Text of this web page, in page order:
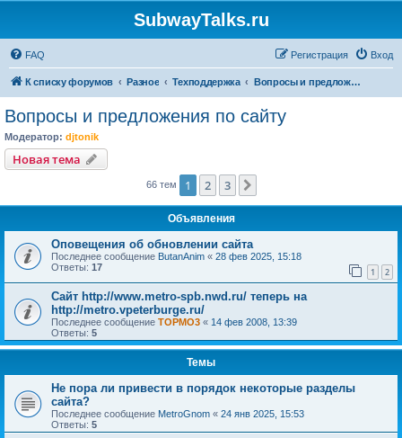
SubwayTalks.ru
FAQ Вход
Регистрация
К списку форумов Разное Техподдержка Вопросы и предложения по сайту
Вопросы и предложения по сайту
Модератор: djtonik
Новая тема
66 тем 1 2 3
Объявления
Оповещения об обновлении сайта
Последнее сообщение ButanAnim « 28 фев 2025, 15:18
Ответы: 17 1 2
Сайт http://www.metro-spb.nwd.ru/ теперь на
http://metro.vpeterburge.ru/
Последнее сообщение TOPMO3 « 14 фев 2008, 13:39
Ответы: 5
Темы
Не пора ли привести в порядок некоторые разделы
сайта?
Последнее сообщение MetroGnom « 24 янв 2025, 15:53
Ответы: 5